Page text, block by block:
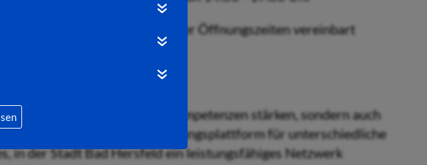
auch Termine außerhalb der Öffnungszeiten vereinbart
nicht nur gesellschaftliche Kompetenzen stärken, sondern auch
indem es zur Vermittlungsplattform für unterschiedliche
in der Stadt Bad Hersfeld ein leistungsfähiges Netzwerk